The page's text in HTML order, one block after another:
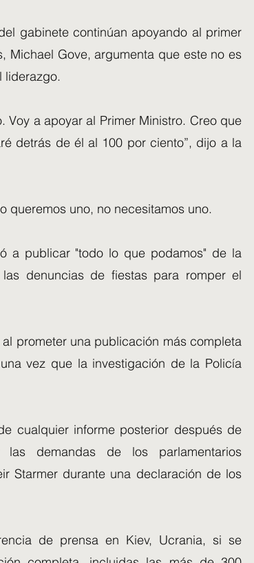
gabinete continúan apoyando al primer
Michael Gove, argumenta que este no es
liderazgo.
a apoyar al Primer Ministro. Creo que
detrás de él al 100 por ciento”, dijo a la
queremos uno, no necesitamos uno.
a publicar "todo lo que podamos" de la
denuncias de fiestas para romper el
prometer una publicación más completa
vez que la investigación de la Policía
cualquier informe posterior después de
demandas de los parlamentarios
Starmer durante una declaración de los
de prensa en Kiev, Ucrania, si se